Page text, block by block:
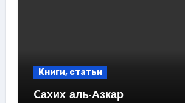
Книги, статьи
Cахих аль-Азкар